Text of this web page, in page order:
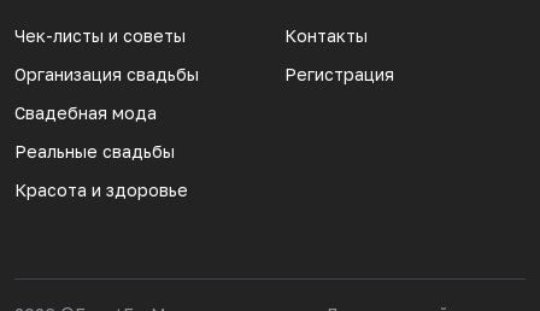
Чек-листы и советы
Организация свадьбы
Свадебная мода
Реальные свадьбы
Красота и здоровье
Контакты
Регистрация